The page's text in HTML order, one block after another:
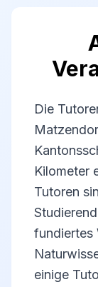
Die
Kilometer
Tutoren
fundiertes
einige